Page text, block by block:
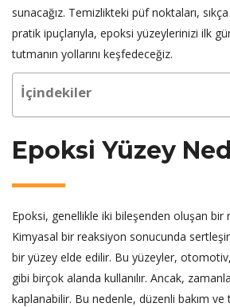
sunacağız. Temizlikteki püf noktaları,
pratik ipuçlarıyla, epoksi yüzeylerinizi ilk
tutmanın yollarını keşfedeceğiz.
İçindekiler
Epoksi Yüzey
Epoksi, genellikle iki bileşenden oluşan bir
Kimyasal bir reaksiyon sonucunda sertleşir
bir yüzey elde edilir. Bu yüzeyler,
gibi birçok alanda kullanılır. Ancak,
kaplanabilir. Bu nedenle, düzenli bakım ve